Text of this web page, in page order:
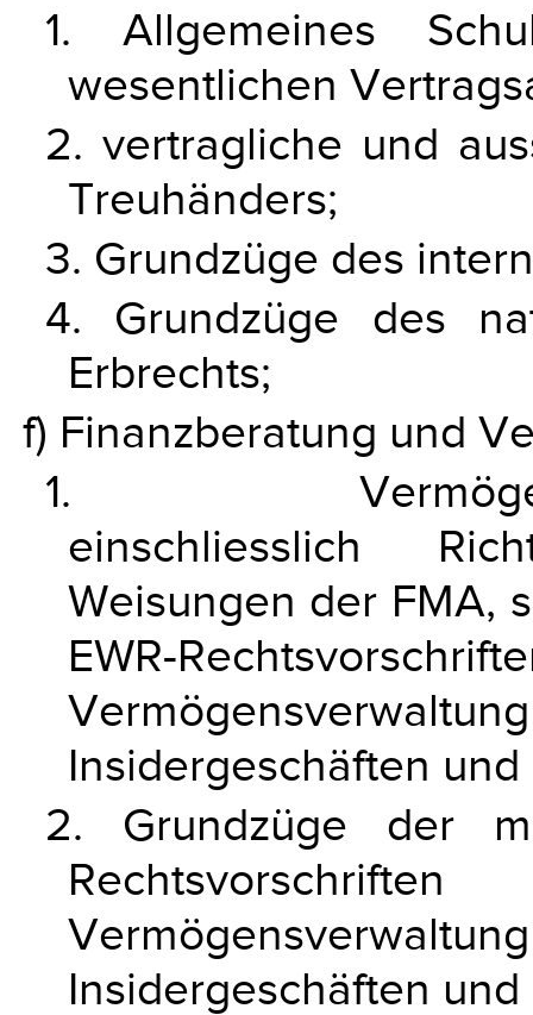
1. Allgemeines
wesentlichen
2. vertragliche und
Treuhänders;
3. Grundzüge des
4. Grundzüge des
Erbrechts;
f) Finanzberatung und
1.
einschliesslich
Weisungen der FMA,
EWR-
Insidergeschäften
2. Grundzüge der
Insidergeschäften